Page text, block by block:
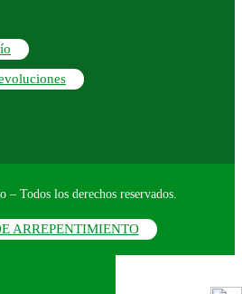
Todos los derechos reservados.
ARREPENTIMIENTO